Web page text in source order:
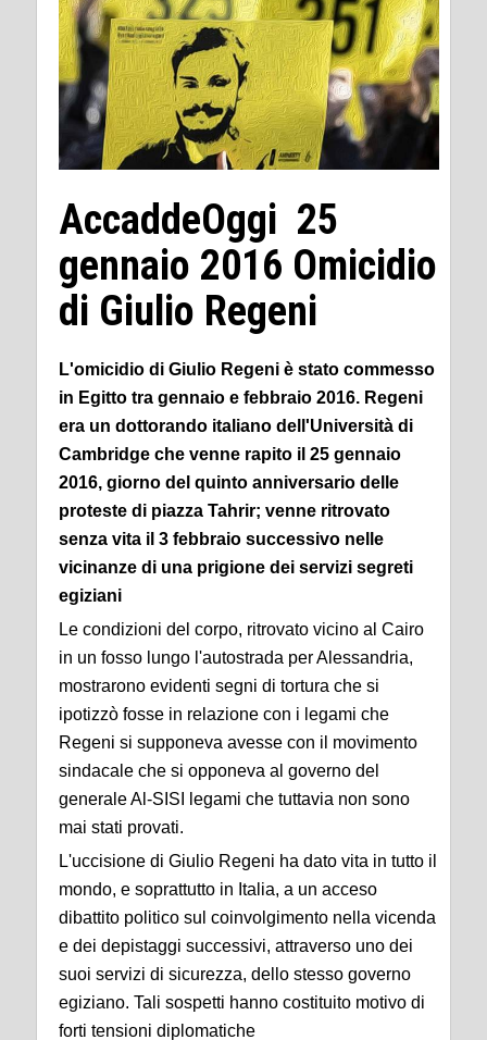
AccaddeOggi 25
gennaio 2016 Omicidio
di Giulio Regeni
L'omicidio di Giulio Regeni è stato commesso
in Egitto tra gennaio e febbraio 2016. Regeni
era un dottorando italiano dell'Università di
Cambridge che venne rapito il 25 gennaio
2016, giorno del quinto anniversario delle
proteste di piazza Tahrir; venne ritrovato
senza vita il 3 febbraio successivo nelle
vicinanze di una prigione dei servizi segreti
egiziani
Le condizioni del corpo, ritrovato vicino al Cairo
in un fosso lungo l'autostrada per Alessandria,
mostrarono evidenti segni di tortura che si
ipotizzò fosse in relazione con i legami che
Regeni si supponeva avesse con il movimento
sindacale che si opponeva al governo del
generale Al-SISI legami che tuttavia non sono
mai stati provati.
L'uccisione di Giulio Regeni ha dato vita in tutto il
mondo, e soprattutto in Italia, a un acceso
dibattito politico sul coinvolgimento nella vicenda
e dei depistaggi successivi, attraverso uno dei
suoi servizi di sicurezza, dello stesso governo
egiziano. Tali sospetti hanno costituito motivo di
forti tensioni diplomatiche